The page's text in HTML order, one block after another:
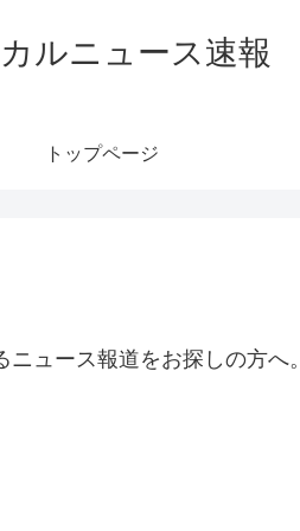
ルニュース速報
トップページ
ュース報道をお探しの方へ。